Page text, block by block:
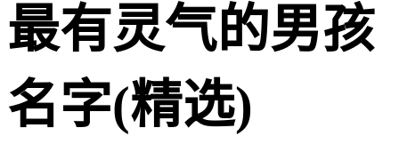
最有灵气的男孩
名字(精选)